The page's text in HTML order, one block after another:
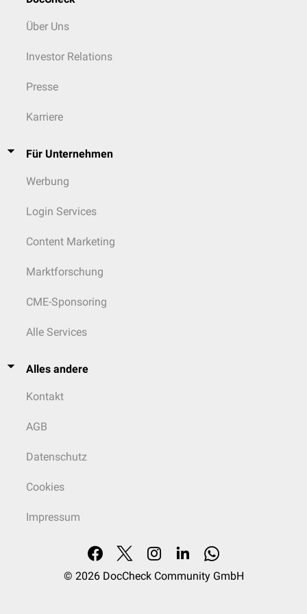
Über Uns
Investor Relations
Presse
Karriere
Für Unternehmen
Werbung
Login Services
Content Marketing
Marktforschung
CME-Sponsoring
Alle Services
Alles andere
Kontakt
AGB
Datenschutz
Cookies
Impressum
© 2026 DocCheck Community GmbH